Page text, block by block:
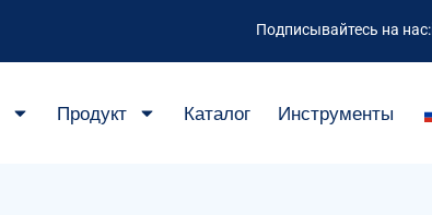
Подписывайтесь на нас:
Продукт Каталог Инструменты